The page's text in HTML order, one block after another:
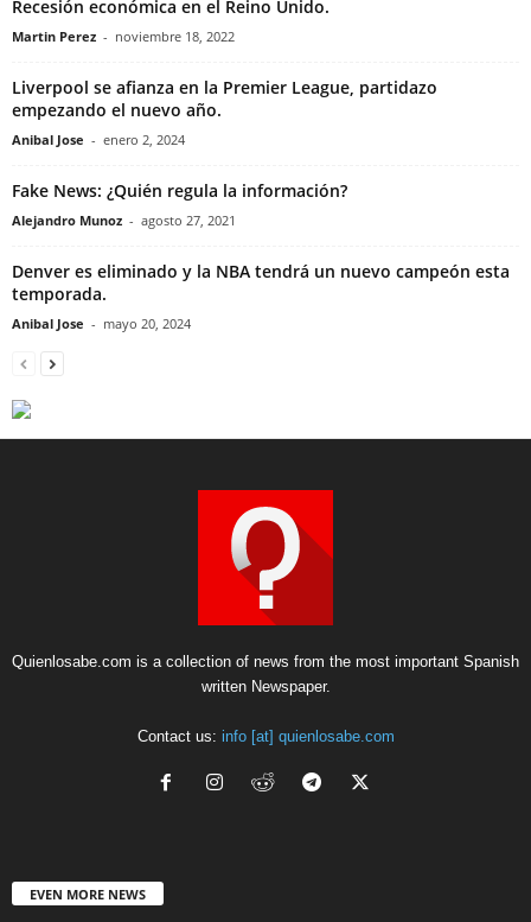
Recesión económica en el Reino Unido.
Martin Perez - noviembre 18, 2022
Liverpool se afianza en la Premier League, partidazo
empezando el nuevo año.
Anibal Jose - enero 2, 2024
Fake News: ¿Quién regula la información?
Alejandro Munoz - agosto 27, 2021
Denver es eliminado y la NBA tendrá un nuevo campeón esta
temporada.
Anibal Jose - mayo 20, 2024
Quienlosabe.com is a collection of news from the most important Spanish
written Newspaper.
Contact us: info [at] quienlosabe.com
EVEN MORE NEWS